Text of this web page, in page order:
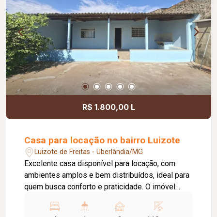
R$ 1.800,00 L
Casa para locação no bairro Luizote
Luizote de Freitas - Uberlândia/MG
Excelente casa disponível para locação, com
ambientes amplos e bem distribuídos, ideal para
quem busca conforto e praticidade. O imóvel
cozinha, 01 banheiro social, 01 varanda com área